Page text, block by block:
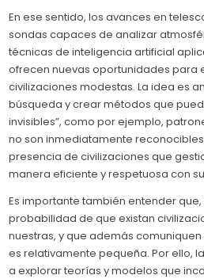
En ese sentido, los avances en
sondas capaces de analizar
técnicas de inteligencia artificial
ofrecen nuevas oportunidades para
civilizaciones modestas. La idea es
búsqueda y crear métodos que
invisibles”, como por ejemplo,
no son inmediatamente
presencia de civilizaciones que
manera eficiente y respetuosa con
Es importante también entender
probabilidad de que existan
nuestras, y que además
es relativamente pequeña. Por ello,
a explorar teorías y modelos que